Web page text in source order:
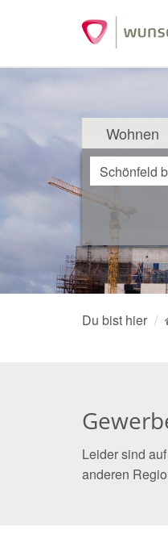
Wohnen
Du bist hier
Leider sind
anderen